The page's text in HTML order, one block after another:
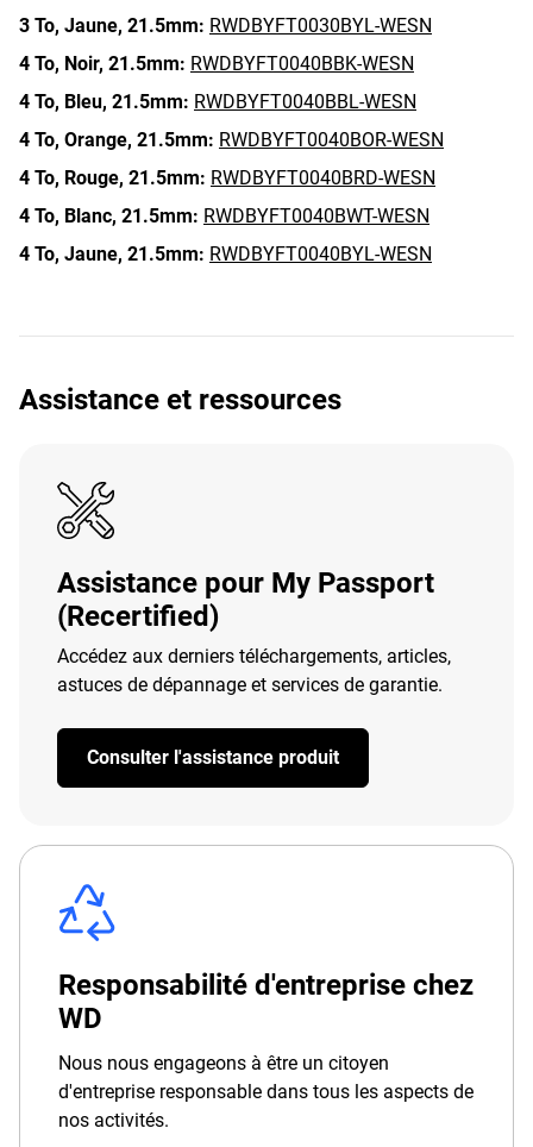
3 To, Jaune, 21.5mm: RWDBYFT0030BYL-WESN
4 To, Noir, 21.5mm: RWDBYFT0040BBK-WESN
4 To, Bleu, 21.5mm: RWDBYFT0040BBL-WESN
4 To, Orange, 21.5mm: RWDBYFT0040BOR-WESN
4 To, Rouge, 21.5mm: RWDBYFT0040BRD-WESN
4 To, Blanc, 21.5mm: RWDBYFT0040BWT-WESN
4 To, Jaune, 21.5mm: RWDBYFT0040BYL-WESN
Assistance et ressources
Assistance pour My Passport
(Recertified)
Accédez aux derniers téléchargements, articles,
astuces de dépannage et services de garantie.
Consulter l'assistance produit
Responsabilité d'entreprise chez
WD
Nous nous engageons à être un citoyen
d'entreprise responsable dans tous les aspects de
nos activités.